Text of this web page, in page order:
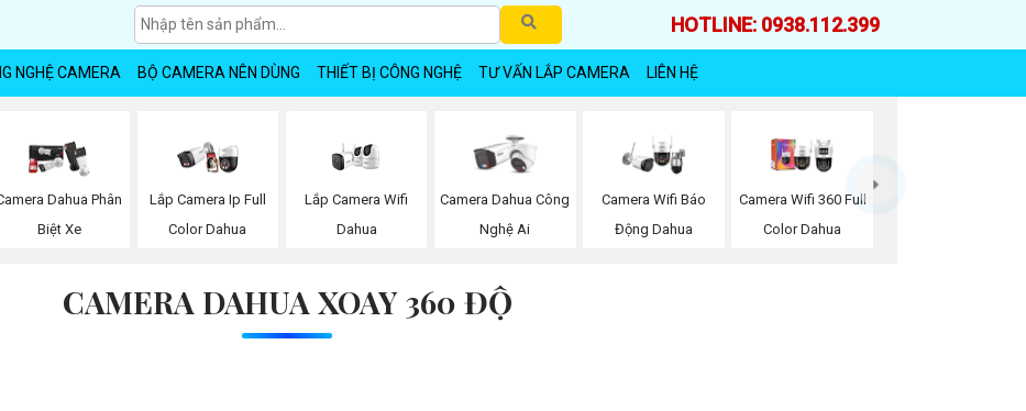
HOTLINE: 0938.112.399
NGHỆ CAMERA BỘ CAMERA NÊN DÙNG THIẾT BỊ CÔNG NGHỆ TƯ VẤN LẮP CAMERA LIÊN HỆ
Dahua Phân
Biệt Xe
Lắp Camera Ip Full
Color Dahua
Lắp Camera Wifi
Dahua
Camera Dahua Công
Nghệ Ai
Camera Wifi Báo
Động Dahua
Camera Wifi 360 Full
Color Dahua
CAMERA DAHUA XOAY 360 ĐỘ